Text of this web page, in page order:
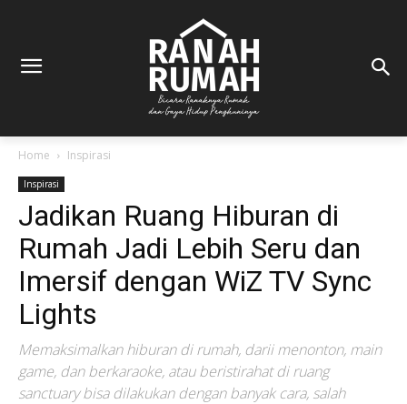
Home Inspirasi
Inspirasi
Jadikan Ruang Hiburan di
Rumah Jadi Lebih Seru dan
Imersif dengan WiZ TV Sync
Lights
Memaksimalkan hiburan di rumah, darii menonton, main
game, dan berkaraoke, atau beristirahat di ruang
sanctuary bisa dilakukan dengan banyak cara, salah